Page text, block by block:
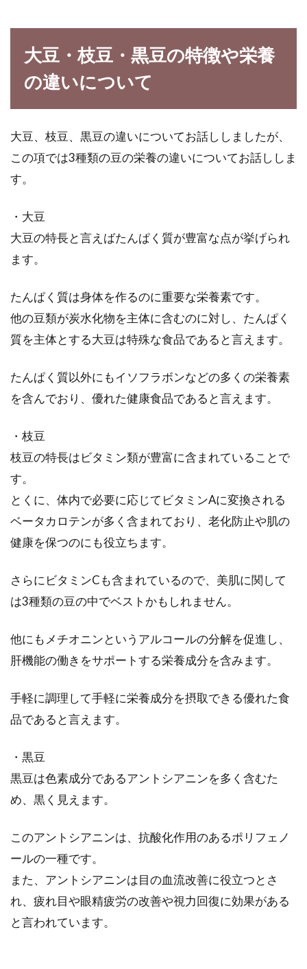
寝かせ玄米を食べるメリットや作り
方！2合炊きで挑戦しよう！
近年、人気がある玄米ご飯ですが、苦手な方も
玄米ご飯がよく健康に良いと話題にあがってい
玄米を精米すると栄養量が減る？玄
びている玄米。白米に精米すると、栄養の量も
前と炊いた後でどう違う？
お米は玄米でも精白米でも、炊く前と炊いた後
たちが日...
豆腐を使ったレシピで1食400キロカ
ロリーを目指す！
近頃女性たちの間で、1日のカロリーを1500キ
す。...
土は縦...
大豆・枝豆・黒豆の特徴や栄養
の違いについて
大豆、枝豆、黒豆の違いについてお話ししましたが、
この項では3種類の豆の栄養の違いについてお話ししま
す。
・大豆
大豆の特長と言えばたんぱく質が豊富な点が挙げられ
ます。
たんぱく質は身体を作るのに重要な栄養素です。
他の豆類が炭水化物を主体に含むのに対し、たんぱく
質を主体とする大豆は特殊な食品であると言えます。
たんぱく質以外にもイソフラボンなどの多くの栄養素
を含んでおり、優れた健康食品であると言えます。
・枝豆
枝豆の特長はビタミン類が豊富に含まれていることで
す。
とくに、体内で必要に応じてビタミンAに変換される
ベータカロテンが多く含まれており、老化防止や肌の
健康を保つのにも役立ちます。
さらにビタミンCも含まれているので、美肌に関して
は3種類の豆の中でベストかもしれません。
他にもメチオニンというアルコールの分解を促進し、
肝機能の働きをサポートする栄養成分を含みます。
手軽に調理して手軽に栄養成分を摂取できる優れた食
品であると言えます。
・黒豆
黒豆は色素成分であるアントシアニンを多く含むた
め、黒く見えます。
このアントシアニンは、抗酸化作用のあるポリフェノ
ールの一種です。
また、アントシアニンは目の血流改善に役立つとさ
れ、疲れ目や眼精疲労の改善や視力回復に効果がある
と言われています。